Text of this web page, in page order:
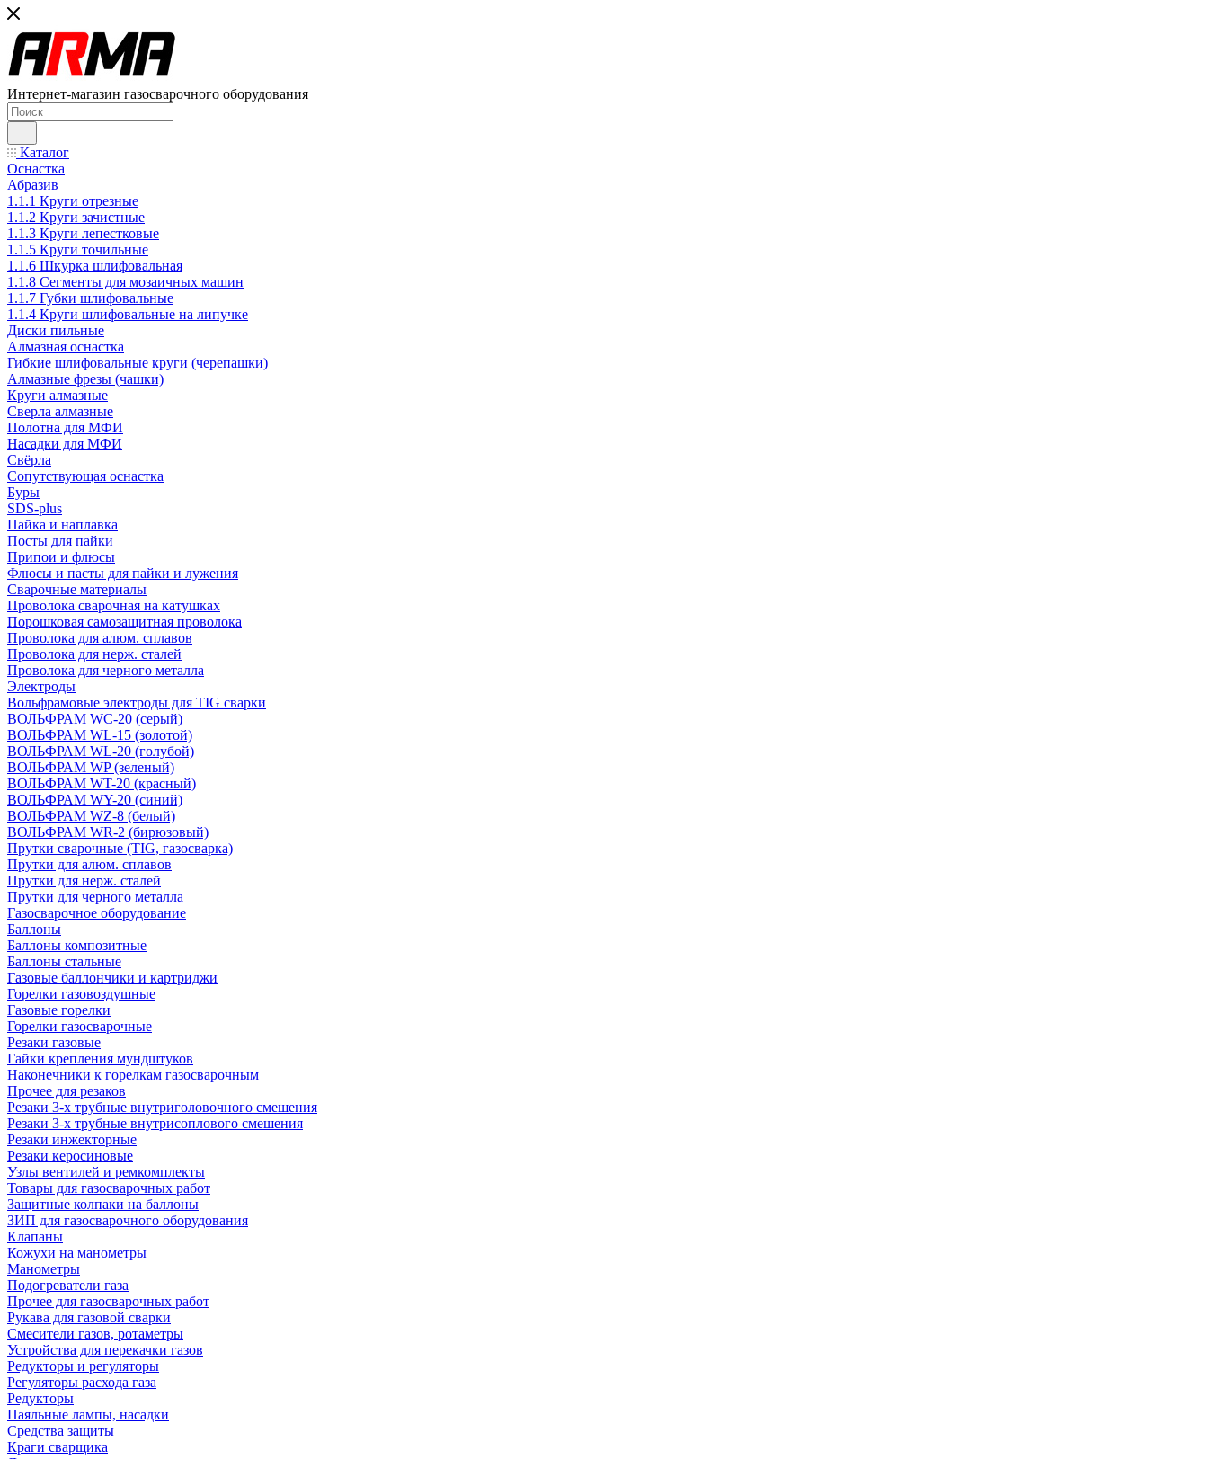
Интернет-магазин газосварочного оборудования
Каталог
Оснастка
Абразив
1.1.1 Круги отрезные
1.1.2 Круги зачистные
1.1.3 Круги лепестковые
1.1.5 Круги точильные
1.1.6 Шкурка шлифовальная
1.1.8 Сегменты для мозаичных машин
1.1.7 Губки шлифовальные
1.1.4 Круги шлифовальные на липучке
Диски пильные
Алмазная оснастка
Гибкие шлифовальные круги (черепашки)
Алмазные фрезы (чашки)
Круги алмазные
Сверла алмазные
Полотна для МФИ
Насадки для МФИ
Свёрла
Сопутствующая оснастка
Буры
SDS-plus
Пайка и наплавка
Посты для пайки
Припои и флюсы
Флюсы и пасты для пайки и лужения
Сварочные материалы
Проволока сварочная на катушках
Порошковая самозащитная проволока
Проволока для алюм. сплавов
Проволока для нерж. сталей
Проволока для черного металла
Электроды
Вольфрамовые электроды для TIG сварки
ВОЛЬФРАМ WC-20 (серый)
ВОЛЬФРАМ WL-15 (золотой)
ВОЛЬФРАМ WL-20 (голубой)
ВОЛЬФРАМ WP (зеленый)
ВОЛЬФРАМ WT-20 (красный)
ВОЛЬФРАМ WY-20 (синий)
ВОЛЬФРАМ WZ-8 (белый)
ВОЛЬФРАМ WR-2 (бирюзовый)
Прутки сварочные (TIG, газосварка)
Прутки для алюм. сплавов
Прутки для нерж. сталей
Прутки для черного металла
Газосварочное оборудование
Баллоны
Баллоны композитные
Баллоны стальные
Газовые баллончики и картриджи
Горелки газовоздушные
Газовые горелки
Горелки газосварочные
Резаки газовые
Гайки крепления мундштуков
Наконечники к горелкам газосварочным
Прочее для резаков
Резаки 3-х трубные внутриголовочного смешения
Резаки 3-х трубные внутрисоплового смешения
Резаки инжекторные
Резаки керосиновые
Узлы вентилей и ремкомплекты
Товары для газосварочных работ
Защитные колпаки на баллоны
ЗИП для газосварочного оборудования
Клапаны
Кожухи на манометры
Манометры
Подогреватели газа
Прочее для газосварочных работ
Рукава для газовой сварки
Смесители газов, ротаметры
Устройства для перекачки газов
Редукторы и регуляторы
Регуляторы расхода газа
Редукторы
Паяльные лампы, насадки
Средства защиты
Краги сварщика